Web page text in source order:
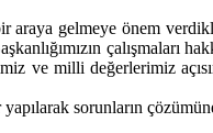
araya gelmeye önem
çalışmaları
ve milli değerlerimiz
sorunların